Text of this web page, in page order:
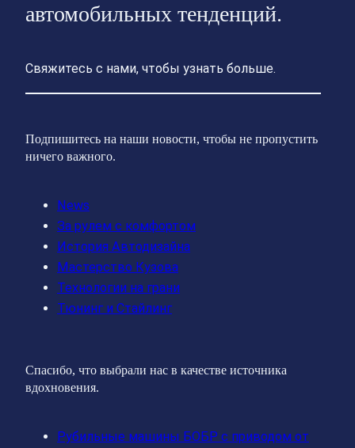
автомобильных тенденций.
Свяжитесь с нами, чтобы узнать больше.
Подпишитесь на наши новости, чтобы не пропустить
ничего важного.
News
За рулем с комфортом
История Автодизайна
Мастерство Кузова
Технологии на грани
Тюнинг и Стайлинг
Спасибо, что выбрали нас в качестве источника
вдохновения.
Рубильные машины БОБР с приводом от